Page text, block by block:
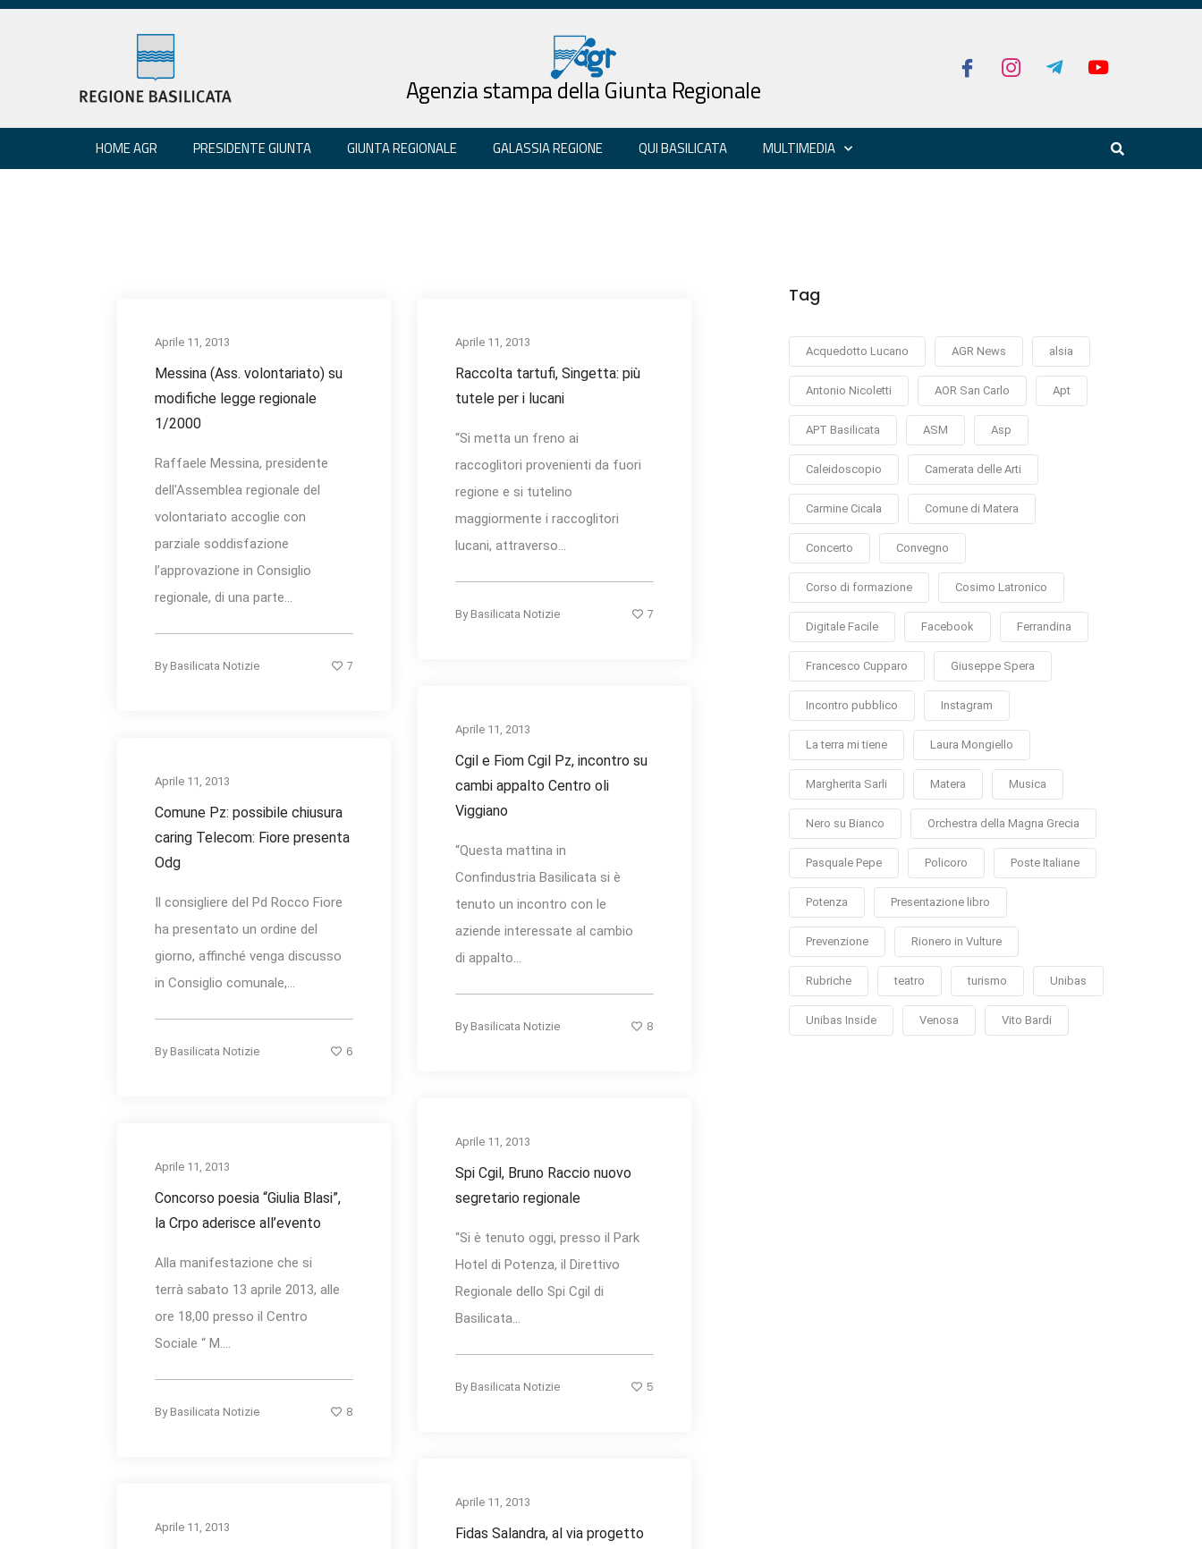
Agenzia stampa della Giunta Regionale
HOME AGR PRESIDENTE GIUNTA GIUNTA REGIONALE GALASSIA REGIONE QUI BASILICATA MULTIMEDIA
Aprile 11, 2013
Messina (Ass. volontariato) su
modifiche legge regionale
1/2000
Raffaele Messina, presidente
dell'Assemblea regionale del
volontariato accoglie con
parziale soddisfazione
l’approvazione in Consiglio
regionale, di una parte...
By Basilicata Notizie 7
Aprile 11, 2013
Raccolta tartufi, Singetta: più
tutele per i lucani
“Si metta un freno ai
raccoglitori provenienti da fuori
regione e si tutelino
maggiormente i raccoglitori
lucani, attraverso...
By Basilicata Notizie 7
Aprile 11, 2013
Cgil e Fiom Cgil Pz, incontro su
cambi appalto Centro oli
Viggiano
“Questa mattina in
Confindustria Basilicata si è
tenuto un incontro con le
aziende interessate al cambio
di appalto...
By Basilicata Notizie 8
Aprile 11, 2013
Comune Pz: possibile chiusura
caring Telecom: Fiore presenta
Odg
Il consigliere del Pd Rocco Fiore
ha presentato un ordine del
giorno, affinché venga discusso
in Consiglio comunale,...
By Basilicata Notizie 6
Aprile 11, 2013
Spi Cgil, Bruno Raccio nuovo
segretario regionale
“Si è tenuto oggi, presso il Park
Hotel di Potenza, il Direttivo
Regionale dello Spi Cgil di
Basilicata...
By Basilicata Notizie 5
Aprile 11, 2013
Concorso poesia “Giulia Blasi”,
la Crpo aderisce all’evento
Alla manifestazione che si
terrà sabato 13 aprile 2013, alle
ore 18,00 presso il Centro
Sociale “ M....
By Basilicata Notizie 8
Aprile 11, 2013
Fidas Salandra, al via progetto
Aprile 11, 2013
Tag
Acquedotto Lucano AGR News alsia
Antonio Nicoletti AOR San Carlo Apt
APT Basilicata ASM Asp
Caleidoscopio Camerata delle Arti
Carmine Cicala Comune di Matera
Concerto Convegno
Corso di formazione Cosimo Latronico
Digitale Facile Facebook Ferrandina
Francesco Cupparo Giuseppe Spera
Incontro pubblico Instagram
La terra mi tiene Laura Mongiello
Margherita Sarli Matera Musica
Nero su Bianco Orchestra della Magna Grecia
Pasquale Pepe Policoro Poste Italiane
Potenza Presentazione libro
Prevenzione Rionero in Vulture
Rubriche teatro turismo Unibas
Unibas Inside Venosa Vito Bardi